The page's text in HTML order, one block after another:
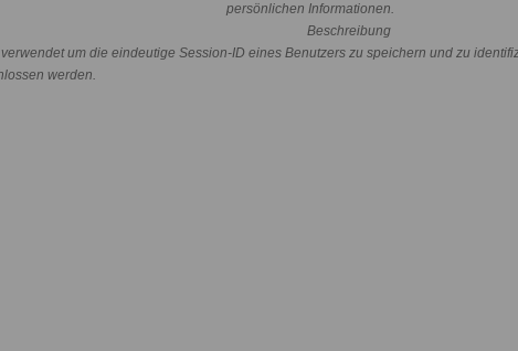
persönlichen Informationen.
Beschreibung
um die eindeutige Session-ID eines Benutzers zu speichern und zu
werden.